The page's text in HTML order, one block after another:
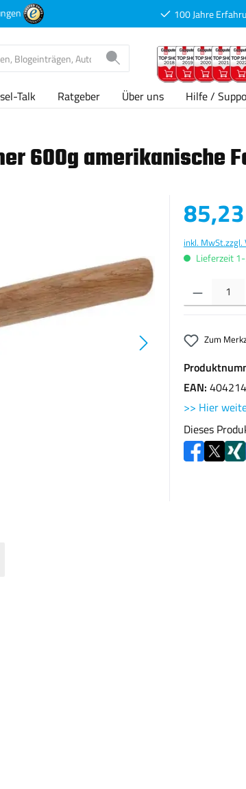
100 Jahre
Talk Ratgeber Über uns Hilfe /
600g amerikanische
inkl. MwSt.zzgl.
Lieferzeit
Zum
EAN:
>> Hier
Dieses